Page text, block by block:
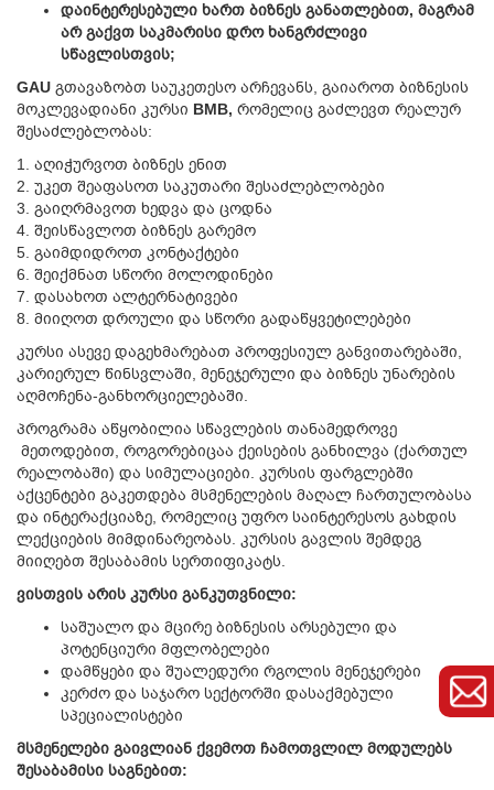
დაინტერესებული ხართ ბიზნეს განათლებით, მაგრამ
არ გაქვთ საკმარისი დრო ხანგრძლივი
სწავლისთვის;
GAU გთავაზობთ საუკეთესო არჩევანს, გაიაროთ ბიზნესის
მოკლევადიანი კურსი BMB, რომელიც გაძლევთ რეალურ
შესაძლებლობას:
1. აღიჭურვოთ ბიზნეს ენით
2. უკეთ შეაფასოთ საკუთარი შესაძლებლობები
3. გაიღრმავოთ ხედვა და ცოდნა
4. შეისწავლოთ ბიზნეს გარემო
5. გაიმდიდროთ კონტაქტები
6. შეიქმნათ სწორი მოლოდინები
7. დასახოთ ალტერნატივები
8. მიიღოთ დროული და სწორი გადაწყვეტილებები
კურსი ასევე დაგეხმარებათ პროფესიულ განვითარებაში,
კარიერულ წინსვლაში, მენეჯერული და ბიზნეს უნარების
აღმოჩენა-განხორციელებაში.
პროგრამა აწყობილია სწავლების თანამედროვე
მეთოდებით, როგორებიცაა ქეისების განხილვა (ქართულ
რეალობაში) და სიმულაციები. კურსის ფარგლებში
აქცენტები გაკეთდება მსმენელების მაღალ ჩართულობასა
და ინტერაქციაზე, რომელიც უფრო საინტერესოს გახდის
ლექციების მიმდინარეობას. კურსის გავლის შემდეგ
მიიღებთ შესაბამის სერთიფიკატს.
ვისთვის არის კურსი განკუთვნილი:
საშუალო და მცირე ბიზნესის არსებული და
პოტენციური მფლობელები
დამწყები და შუალედური რგოლის მენეჯერები
კერძო და საჯარო სექტორში დასაქმებული
სპეციალისტები
მსმენელები გაივლიან ქვემოთ ჩამოთვლილ მოდულებს
შესაბამისი საგნებით: